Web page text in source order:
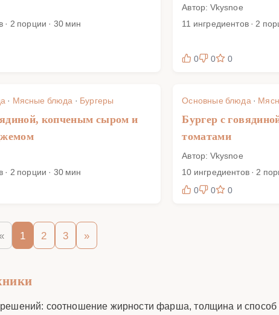
· 2 порции · 30 мин
Автор: Vkysnoe
11 ингредиентов · 2
0 0 0
· Мясные блюда · Бургеры
копченым сыром и
· 2 порции · 30 мин
Основные блюда·
Бургер с
томатами
Автор: Vkysnoe
10 ингредиентов · 2
0
0 0
1 2 3 »
соотношение жирности фарша, толщина и